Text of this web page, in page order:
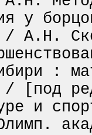
у
/ А.Н.
:
/ [под
и